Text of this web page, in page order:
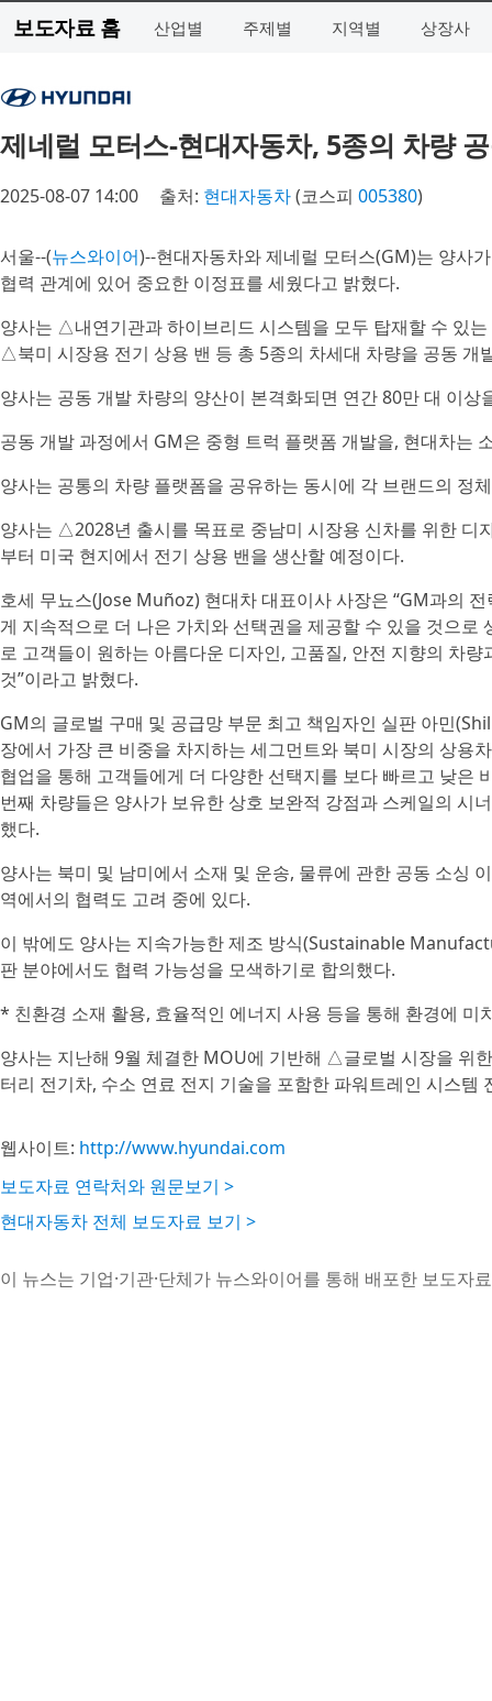
보도자료 홈 산업별 주제별 지역별 상장사
제네럴 모터스-현대자동차, 5종의 차량
2025-08-07 14:00 출처: 현대자동차(코스피 005380)
서울--(뉴스와이어)--현대자동차와 제네럴 모터스(GM)는 양사
협력 관계에 있어 중요한 이정표를 세웠다고 밝혔다.
양사는 △내연기관과 하이브리드 시스템을 모두 탑재할 수 있
△북미 시장용 전기 상용 밴 등 총 5종의 차세대 차량을 공동 개
양사는 공동 개발 차량의 양산이 본격화되면 연간 80만 대 이
공동 개발 과정에서 GM은 중형 트럭 플랫폼 개발을, 현대차는
양사는 공통의 차량 플랫폼을 공유하는 동시에 각 브랜드의 정
양사는 △2028년 출시를 목표로 중남미 시장용 신차를 위한
부터 미국 현지에서 전기 상용 밴을 생산할 예정이다.
호세 무뇨스(Jose Muñoz) 현대차 대표이사 사장은 “GM과의
게 지속적으로 더 나은 가치와 선택권을 제공할 수 있을 것으로
로 고객들이 원하는 아름다운 디자인, 고품질, 안전 지향의 차
것”이라고 밝혔다.
GM의 글로벌 구매 및 공급망 부문 최고 책임자인 실판 아민
장에서 가장 큰 비중을 차지하는 세그먼트와 북미 시장의 상용
협업을 통해 고객들에게 더 다양한 선택지를 보다 빠르고 낮은
번째 차량들은 양사가 보유한 상호 보완적 강점과 스케일의 시
했다.
양사는 북미 및 남미에서 소재 및 운송, 물류에 관한 공동 소싱
역에서의 협력도 고려 중에 있다.
이 밖에도 양사는 지속가능한 제조 방식(Sustainable
판 분야에서도 협력 가능성을 모색하기로 합의했다.
* 친환경 소재 활용, 효율적인 에너지 사용 등을 통해 환경에
양사는 지난해 9월 체결한 MOU에 기반해 △글로벌 시장을 위
터리 전기차, 수소 연료 전지 기술을 포함한 파워트레인 시스
웹사이트: http://www.hyundai.com
보도자료 연락처와 원문보기 >
현대자동차 전체 보도자료 보기 >
이 뉴스는 기업·기관·단체가 뉴스와이어를 통해 배포한 보도자